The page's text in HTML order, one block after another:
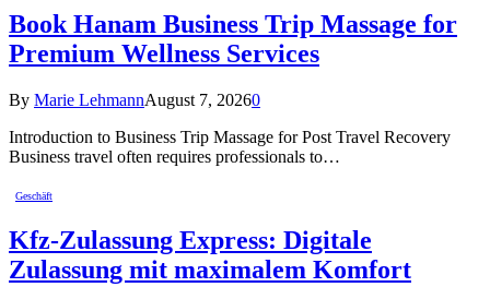
Book Hanam Business Trip Massage for
Premium Wellness Services
By Marie LehmannAugust 7, 20260
Introduction to Business Trip Massage for Post Travel Recovery
Business travel often requires professionals to…
Geschäft
Kfz-Zulassung Express: Digitale
Zulassung mit maximalem Komfort